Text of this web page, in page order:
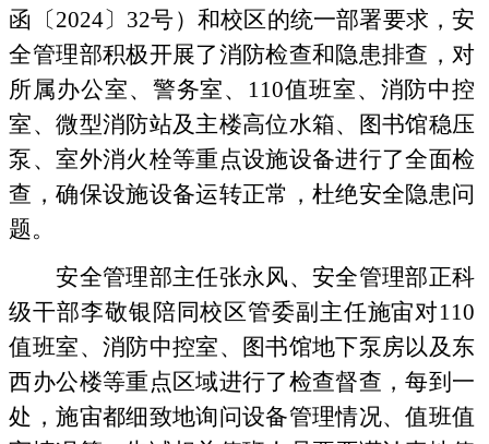
函〔2024〕 32号）和校区的统一部署要求，安
全管理部积极开展了消防检查和隐患排查，对
所属办公室、警务室、 110值班室、消防中控
室、微型消防站及主楼高位水箱、图书馆稳压
泵、室外消火栓等重点设施设备进行了全面检
查，确保设施设备运转正常，杜绝安全隐患问
题。
安全管理部主任张永风、安全管理部正科
级干部李敬银陪同校区管委副主任施宙对110
值班室、消防中控室、图书馆地下泵房以及东
西办公楼等重点区域进行了检查督查，每到一
处，施宙都细致地询问设备管理情况、值班值